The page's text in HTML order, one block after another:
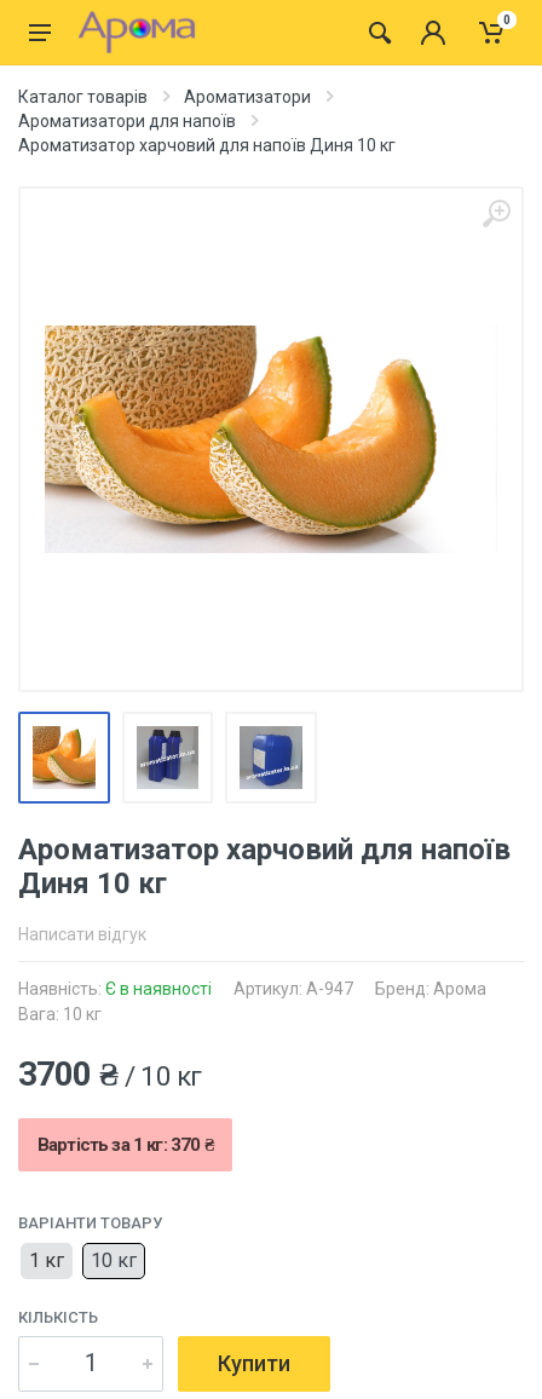
0
Каталог товарів
Ароматизатори
Ароматизатори для напоїв
Ароматизатор харчовий для напоїв Диня 10 кг
Ароматизатор харчовий для напоїв
Диня 10 кг
Написати відгук
Наявність: Є в наявності Артикул: A-947
Бренд: Арома
Вага: 10 кг
3700 ₴ / 10 кг
Вартість за 1 кг: 370 ₴
ВАРІАНТИ ТОВАРУ
1 кг 10 кг
КІЛЬКІСТЬ
Купити